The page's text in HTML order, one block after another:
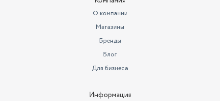
О компании
Магазины
Бренды
Блог
Для бизнеса
Информация